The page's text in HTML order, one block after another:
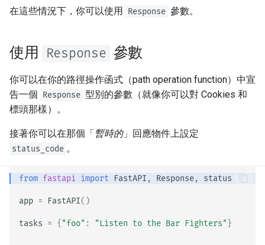
Cookie 參數
標頭參數模型
額外的模型
回應狀態碼
使用舊的 403 身分驗證錯誤
Custom Response Classes -
Streaming, etc.
Server-Sent Events -
ServerSentEvent
Security Tools
在這些情況下，你可以使用 Response 參數。
使用 Response 參數
你可以在你的路徑操作函式（path operation function）中宣
告一個 Response 型別的參數（就像你可以對 Cookies 和
標頭那樣）。
接著你可以在那個「暫時的」回應物件上設定
status_code 。
from fastapi import FastAPI , Response, status
app = FastAPI()
tasks = { "foo" : "Listen to the Bar Fighters" }